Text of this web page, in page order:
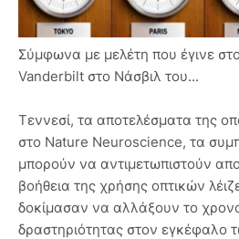
Σύμφωνα με μελέτη που έγινε
Vanderbilt στο Νάσβιλ του...
Τεννεσί, τα αποτελέσματα της
στο Nature Neuroscience, τα
μπορούν να αντιμετωπιστούν
βοήθεια της χρήσης οπτικών
δοκίμασαν να αλλάξουν το
δραστηριότητας στον εγκέφαλο